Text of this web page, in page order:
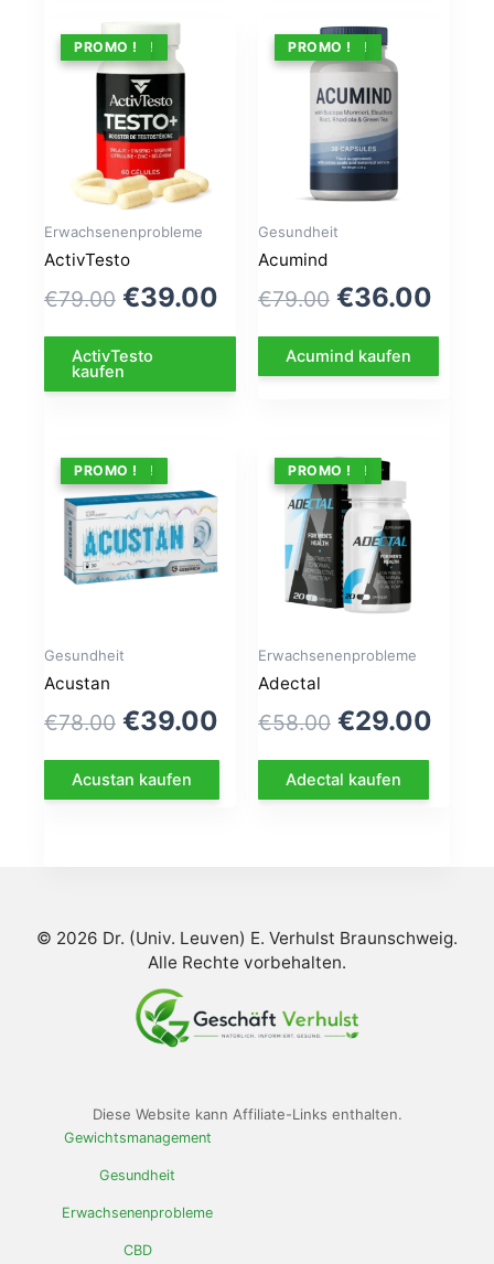
ANGEBOT !
PROMO !
Erwachsenenprobleme
ActivTesto
€79.00 Le
prix
initial
était :
€39.00
prix
actuel
est :
ActivTesto
kaufen
ANGEBOT !
PROMO !
Gesundheit
Acumind
€79.00 Le
prix
initial
€36.00
prix
Acumind kaufen
ANGEBOT !
PROMO !
Gesundheit
Acustan
€78.00 Le
prix
initial
€39.00
prix
actuel
Acustan kaufen
ANGEBOT !
PROMO !
Erwachsenenprobleme
Adectal
€58.00 Le
prix
initial
€29.00
Adectal kaufen
© 2026 Dr. (Univ. Leuven) E. Verhulst Braunschweig.
Alle Rechte vorbehalten.
Diese Website kann Affiliate-Links enthalten.
Gewichtsmanagement
Gesundheit
Erwachsenenprobleme
CBD